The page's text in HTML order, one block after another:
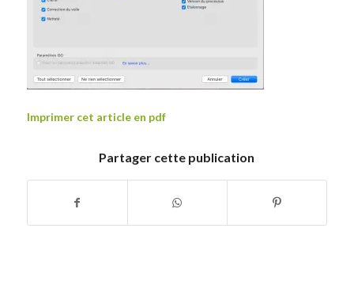
Imprimer cet article en pdf
Partager cette publication